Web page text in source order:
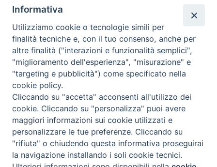
Contatti
Curia
Tel. 0771.740341
Palazzo De Vio
Tel. 0771.464088
I nostri social
Privacy policy---- Arcidiocesi di Gaeta © 2024
Informativa
Utilizziamo cookie o tecnologie simili per
finalità tecniche e, con il tuo consenso, anche per
altre finalità ("interazioni e funzionalità semplici",
"miglioramento dell'esperienza", "misurazione" e
"targeting e pubblicità") come specificato nella
cookie policy.
Cliccando su "accetta" acconsenti all'utilizzo dei
cookie. Cliccando su "personalizza" puoi avere
maggiori informazioni sui cookie utilizzati e
personalizzare le tue preferenze. Cliccando su
"rifiuta" o chiudendo questa informativa proseguirai
la navigazione installando i soli cookie tecnici.